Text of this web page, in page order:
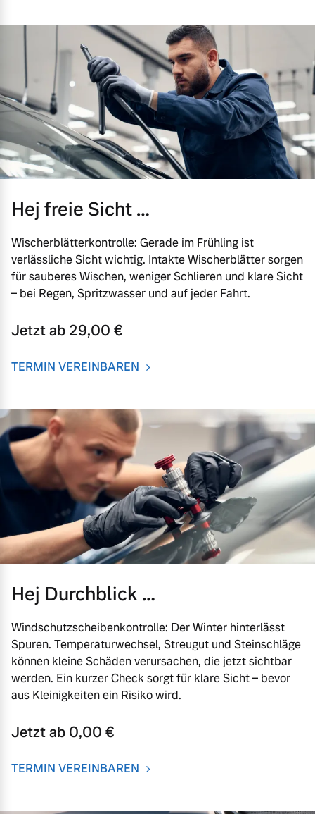
Hej freie Sicht …
Wischerblätterkontrolle: Gerade im Frühling ist
verlässliche Sicht wichtig. Intakte Wischerblätter sorgen
für sauberes Wischen, weniger Schlieren und klare Sicht
– bei Regen, Spritzwasser und auf jeder Fahrt.
Jetzt ab 29,00 €
TERMIN VEREINBAREN
Hej Durchblick …
Windschutzscheibenkontrolle: Der Winter hinterlässt
Spuren. Temperaturwechsel, Streugut und Steinschläge
können kleine Schäden verursachen, die jetzt sichtbar
werden. Ein kurzer Check sorgt für klare Sicht – bevor
aus Kleinigkeiten ein Risiko wird.
Jetzt ab 0,00 €
TERMIN VEREINBAREN